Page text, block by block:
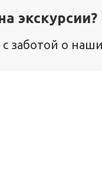
экскурсии?
о